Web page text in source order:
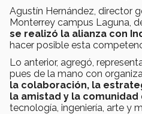
Agustín Hernández, director
Monterrey campus Laguna,
se realizó la alianza con
hacer posible esta
Lo anterior, agregó,
pues de la mano con
la colaboración, la
la amistad y la comunidad
tecnología, ingeniería, arte y